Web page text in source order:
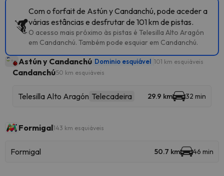
Com o forfait de Astún y Candanchú, pode aceder a
várias estâncias e desfrutar de 101 km de pistas.
O acesso mais próximo às pistas é Telesilla Alto Aragón
em Candanchú. Também pode esquiar em Candanchú.
Astún y Candanchú Dominio esquiável 101 km esquiáveis
Candanchú50 km esquiáveis
Telesilla Alto Aragón Telecadeira 29.9 km 32 min
Formigal143 km esquiáveis
Formigal 50.7 km 46 min